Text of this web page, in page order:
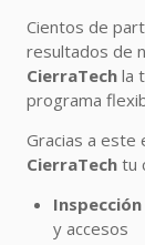
Cientos de
resultados de
CierraTech la
programa
Gracias a este
CierraTech tu
y accesos